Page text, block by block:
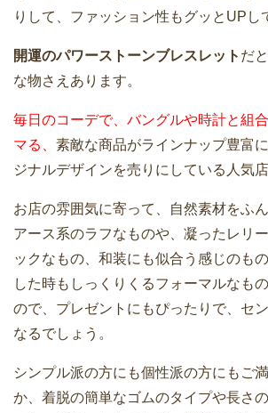
りして、ファッション性もグッとUPし
開運のパワーストーンブレスレット だ
な物さえあります。
毎日のコーデで、バングルや時計と組
マる、 素敵な商品がラインナップ豊富
ジナルデザインを売りにしている人気店
お店の雰囲気に寄って、自然素材をふ
アース系のラフなものや、凝ったレリ
ックなもの、和装にも似合う感じのも
した時もしっくりくるフォーマルなも
ので、プレゼントにもぴったりで、セ
なるでしょう。
シンプル派の方にも個性派の方にもご
か、着脱の簡単なゴムのタイプや長さ